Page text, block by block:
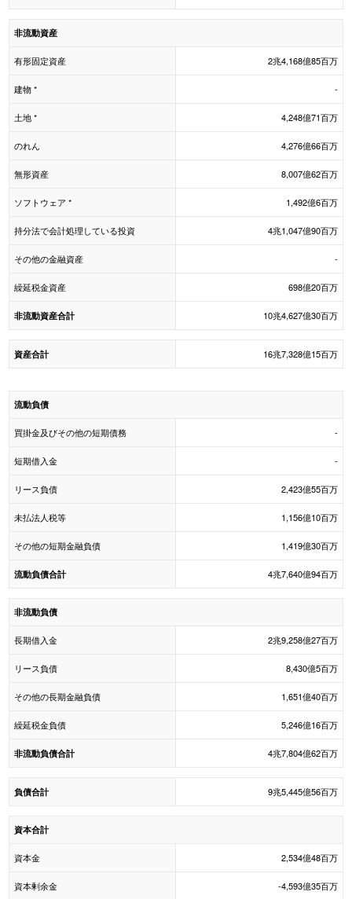
非流動資産
有形固定資産 2兆4,168億85百万
建物 * -
土地 * 4,248億71百万
のれん 4,276億66百万
無形資産 8,007億62百万
ソフトウェア * 1,492億6百万
持分法で会計処理している投資 4兆1,047億90百万
その他の金融資産 -
繰延税金資産 698億20百万
非流動資産合計 10兆4,627億30百万
資産合計 16兆7,328億15百万
流動負債
買掛金及びその他の短期債務 -
短期借入金 -
リース負債 2,423億55百万
未払法人税等 1,156億10百万
その他の短期金融負債 1,419億30百万
流動負債合計 4兆7,640億94百万
非流動負債
長期借入金 2兆9,258億27百万
リース負債 8,430億5百万
その他の長期金融負債 1,651億40百万
繰延税金負債 5,246億16百万
非流動負債合計 4兆7,804億62百万
負債合計 9兆5,445億56百万
資本合計
資本金 2,534億48百万
資本剰余金 -4,593億35百万